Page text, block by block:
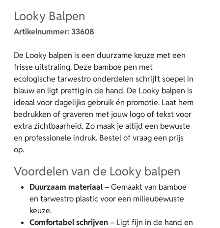
Looky Balpen
Artikelnummer:33608
De Looky balpen is een duurzame keuze met een
frisse uitstraling. Deze bamboe pen met
ecologische tarwestro onderdelen schrijft soepel in
blauw en ligt prettig in de hand. De Looky balpen is
ideaal voor dagelijks gebruik én promotie. Laat hem
bedrukken of graveren met jouw logo of tekst voor
extra zichtbaarheid. Zo maak je altijd een bewuste
en professionele indruk. Bestel of vraag een prijs
op.
Voordelen van de Looky balpen
Duurzaam materiaal– Gemaakt van bamboe
en tarwestro plastic voor een milieubewuste
keuze.
Comfortabel schrijven– Ligt fijn in de hand en